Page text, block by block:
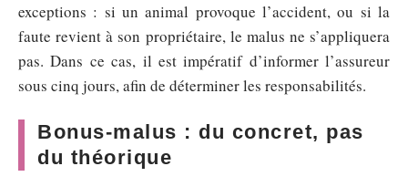
exceptions : si un animal provoque l’accident, ou si la
faute revient à son propriétaire, le malus ne s’appliquera
pas. Dans ce cas, il est impératif d’informer l’assureur
sous cinq jours, afin de déterminer les responsabilités.
Bonus-malus : du concret, pas
du théorique